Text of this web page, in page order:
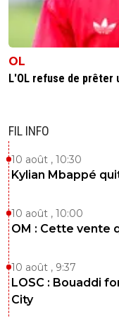
OL
L'OL refuse de prêter
FIL INFO
10 août , 10:30
Kylian Mbappé
10 août , 10:00
OM : Cette vente
10 août , 9:37
LOSC : Bouaddi
City